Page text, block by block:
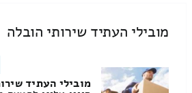
מובילי העתיד שירותי הובלה
מובילי העתיד